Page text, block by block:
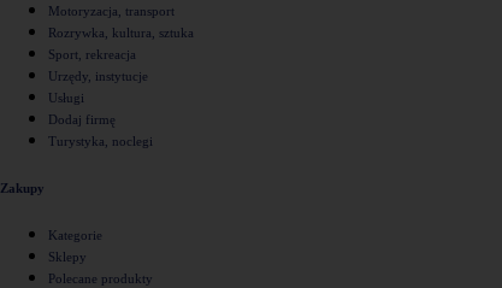
Motoryzacja, transport
Rozrywka, kultura, sztuka
Sport, rekreacja
Urzędy, instytucje
Usługi
Dodaj firmę
Turystyka, noclegi
Zakupy
Kategorie
Sklepy
Polecane produkty